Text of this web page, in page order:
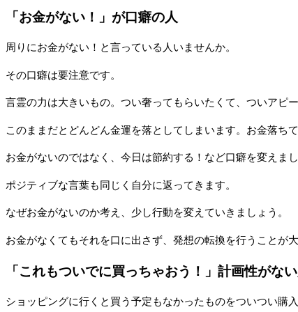
「お金がない！」が口癖の人
周りにお金がない！と言っている人いませんか。
その口癖は要注意です。
言霊の力は大きいもの。つい奢ってもらいたくて、ついアピ
このままだとどんどん金運を落としてしまいます。お金落ち
お金がないのではなく、今日は節約する！など口癖を変えまし
ポジティブな言葉も同じく自分に返ってきます。
なぜお金がないのか考え、少し行動を変えていきましょう。
お金がなくてもそれを口に出さず、発想の転換を行うことが大
「これもついでに買っちゃおう！」計画性がな
ショッピングに行くと買う予定もなかったものをついつい購